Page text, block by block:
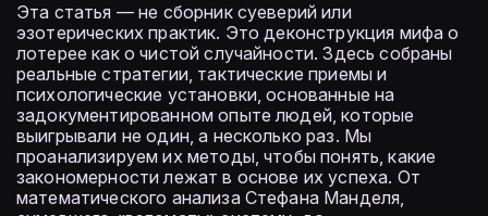
Эта статья — не сборник суеверий или
эзотерических практик. Это деконструкция мифа о
лотерее как о чистой случайности. Здесь собраны
реальные стратегии, тактические приемы и
психологические установки, основанные на
задокументированном опыте людей, которые
выигрывали не один, а несколько раз. Мы
проанализируем их методы, чтобы понять, какие
закономерности лежат в основе их успеха. От
математического анализа Стефана Манделя,